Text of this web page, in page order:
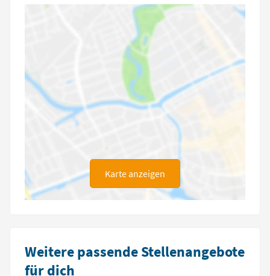
Karte anzeigen
Weitere passende Stellenangebote
für dich